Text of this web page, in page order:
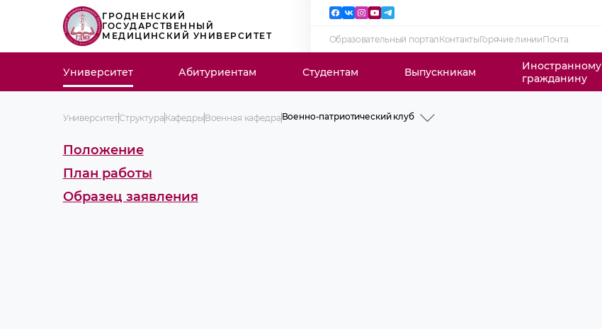
ГРОДНЕНСКИЙ
ГОСУДАРСТВЕННЫЙ
МЕДИЦИНСКИЙ УНИВЕРСИТЕТ
Образовательный порталКонтактыГорячие линииПочта
Университет Абитуриентам Студентам Выпускникам
Иностранному
гражданину
УниверситетСтруктура Кафедры Военная кафедра Военно-патриотический клуб
Положение
План работы
Образец заявления